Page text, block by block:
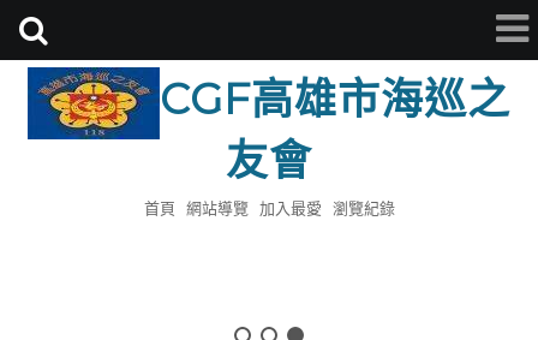
CGF高雄市海巡之
友會
首頁 網站導覽 加入最愛 瀏覽紀錄